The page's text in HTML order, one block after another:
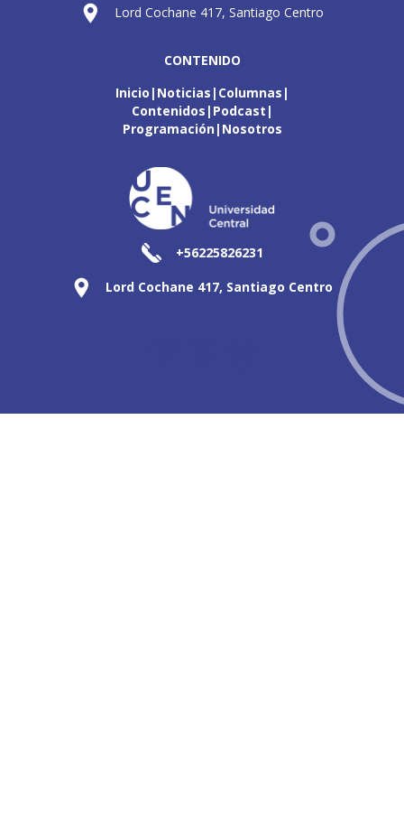
Lord Cochane 417, Santiago Centro
CONTENIDO
Inicio Noticias Columnas
Contenidos Podcast
Programación Nosotros
+56225826231
Lord Cochane 417, Santiago Centro